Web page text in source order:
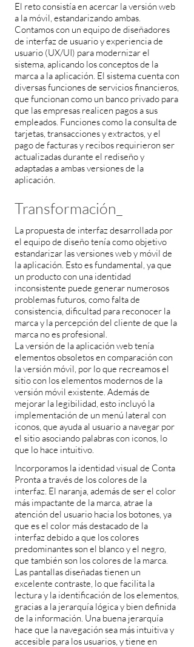
El reto consistía en acercar la versión web
a la móvil, estandarizando ambas.
Contamos con un equipo de diseñadores
de interfaz de usuario y experiencia de
usuario (UX/UI) para modernizar el
sistema, aplicando los conceptos de la
marca a la aplicación. El sistema cuenta con
diversas funciones de servicios financieros,
que funcionan como un banco privado para
que las empresas realicen pagos a sus
empleados. Funciones como la consulta de
tarjetas, transacciones y extractos, y el
pago de facturas y recibos requirieron ser
actualizadas durante el rediseño y
adaptadas a ambas versiones de la
aplicación.
Transformación_
La propuesta de interfaz desarrollada por
el equipo de diseño tenía como objetivo
estandarizar las versiones web y móvil de
la aplicación. Esto es fundamental, ya que
un producto con una identidad
inconsistente puede generar numerosos
problemas futuros, como falta de
consistencia, dificultad para reconocer la
marca y la percepción del cliente de que la
marca no es profesional.
La versión de la aplicación web tenía
elementos obsoletos en comparación con
la versión móvil, por lo que recreamos el
sitio con los elementos modernos de la
versión móvil existente. Además de
mejorar la legibilidad, esto incluyó la
implementación de un menú lateral con
iconos, que ayuda al usuario a navegar por
el sitio asociando palabras con iconos, lo
que lo hace intuitivo.
Incorporamos la identidad visual de Conta
Pronta a través de los colores de la
interfaz. El naranja, además de ser el color
más impactante de la marca, atrae la
atención del usuario hacia los botones, ya
que es el color más destacado de la
interfaz debido a que los colores
predominantes son el blanco y el negro,
que también son los colores de la marca.
Las pantallas diseñadas tienen un
excelente contraste, lo que facilita la
lectura y la identificación de los elementos,
gracias a la jerarquía lógica y bien definida
de la información. Una buena jerarquía
hace que la navegación sea más intuitiva y
accesible para los usuarios, y tiene en